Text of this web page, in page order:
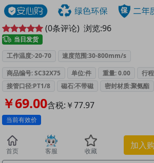
(0条评论) 浏览:96
当日发货
工作温度:-20-70
速度范围:30-800mm/s
商品编号: SC32X75
单位:件 重量: 0.00 行
接管口径:PT1/8
磁石:不带磁 密封材质:聚氨酯
￥69.00含税:￥77.97
当前有效价
首页 客服 收藏
加入